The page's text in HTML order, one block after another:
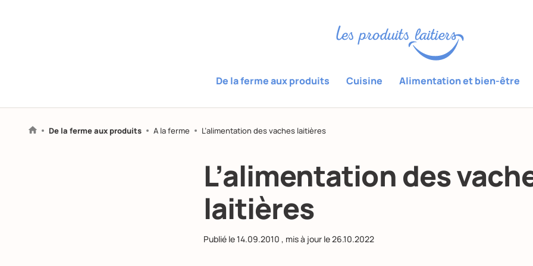
De la ferme aux produits Cuisine Alimentation et bien-être
De la ferme aux produits A la ferme L’alimentation des vaches laitières
L’alimentation des
laitières
Publié le14.09.2010 , mis à jour le26.10.2022